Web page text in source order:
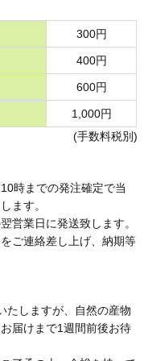
300円
400円
600円
1,000円
(手数料税別)
時までの発注確定で当
ます。
営業日に発送致します。
ご連絡差し上げ、納期等
たしますが、自然の産物
届けまで1週間前後お待